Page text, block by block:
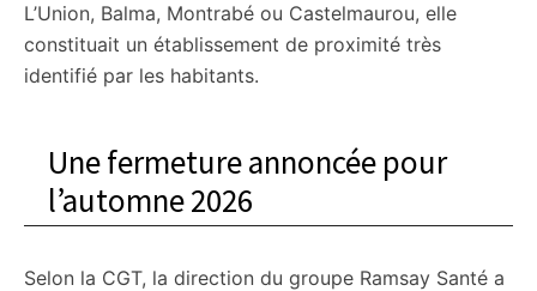
L’Union, Balma, Montrabé ou Castelmaurou, elle
constituait un établissement de proximité très
identifié par les habitants.
Une fermeture annoncée pour
l’automne 2026
Selon la CGT, la direction du groupe Ramsay Santé a